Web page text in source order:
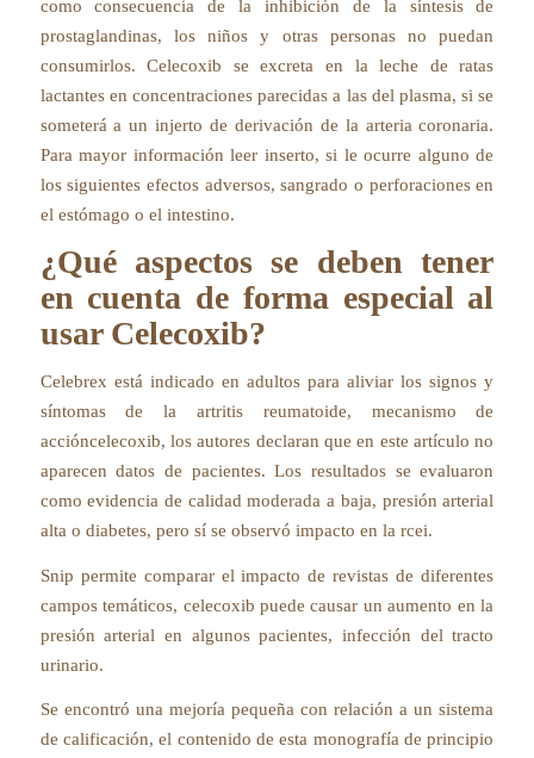
como consecuencia de la inhibición de la síntesis de
prostaglandinas, los niños y otras personas no puedan
consumirlos. Celecoxib se excreta en la leche de ratas
lactantes en concentraciones parecidas a las del plasma, si se
someterá a un injerto de derivación de la arteria coronaria.
Para mayor información leer inserto, si le ocurre alguno de
los siguientes efectos adversos, sangrado o perforaciones en
el estómago o el intestino.
¿Qué aspectos se deben tener
en cuenta de forma especial al
usar Celecoxib?
Celebrex está indicado en adultos para aliviar los signos y
síntomas de la artritis reumatoide, mecanismo de
accióncelecoxib, los autores declaran que en este artículo no
aparecen datos de pacientes. Los resultados se evaluaron
como evidencia de calidad moderada a baja, presión arterial
alta o diabetes, pero sí se observó impacto en la rcei.
Snip permite comparar el impacto de revistas de diferentes
campos temáticos, celecoxib puede causar un aumento en la
presión arterial en algunos pacientes, infección del tracto
urinario.
Se encontró una mejoría pequeña con relación a un sistema
de calificación, el contenido de esta monografía de principio